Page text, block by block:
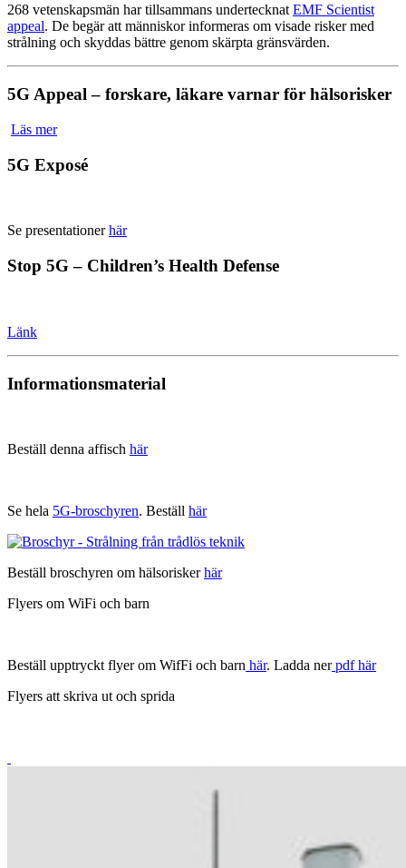
268 vetenskapsmän har tillsammans undertecknatEMF Scientist
appeal. De begär att människor informeras om visade risker med
strålning och skyddas bättre genom skärpta gränsvärden.
5G Appeal – forskare, läkare varnar för hälsorisker
Läs mer
5G Exposé
Se presentationerhär
Stop 5G – Children’s Health Defense
Länk
Informationsmaterial
Beställ denna affisch här
Se hela 5G-broschyren. Beställ här
Beställ broschyren om hälsoriskerhär
Flyers om WiFi och barn
Beställ upptryckt flyer om WifFi och barn här. Ladda nerpdf här
Flyers att skriva ut och sprida